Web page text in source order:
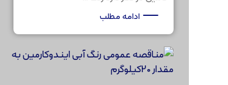
ادامه مطلب